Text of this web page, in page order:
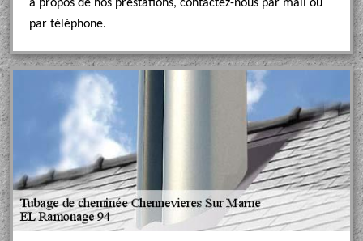
à propos de nos prestations, contactez-nous par mail ou
par téléphone.